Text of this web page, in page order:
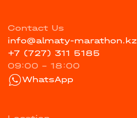
Contact Us
info@almaty-marathon.kz
+7 (727) 311 5185
09:00 - 18:00
WhatsApp